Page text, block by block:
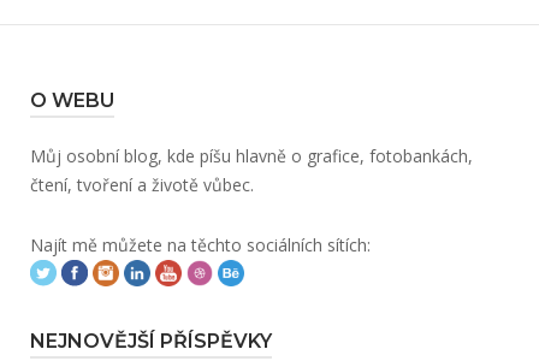
O WEBU
Můj osobní blog, kde píšu hlavně o grafice, fotobankách,
čtení, tvoření a životě vůbec.
Najít mě můžete na těchto sociálních sítích:
NEJNOVĚJŠÍ PŘÍSPĚVKY